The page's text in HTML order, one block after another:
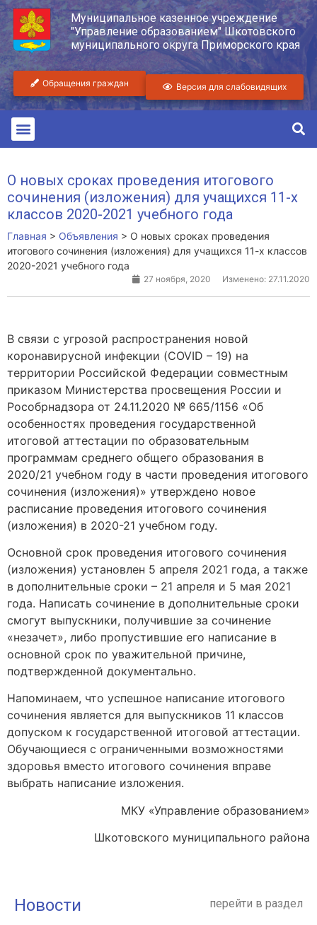
Муниципальное казенное учреждение
"Управление образованием" Шкотовского
муниципального округа Приморского края
Обращения граждан Версия для слабовидящих
О новых сроках проведения итогового
сочинения (изложения) для учащихся 11-х
классов 2020-2021 учебного года
Главная > Объявления > О новых сроках проведения
итогового сочинения (изложения) для учащихся 11-х классов
2020-2021 учебного года
27 ноября, 2020 Изменено: 27.11.2020
В связи с угрозой распространения новой
коронавирусной инфекции (COVID – 19) на
территории Российской Федерации совместным
приказом Министерства просвещения России и
Рособрнадзора от 24.11.2020 № 665/1156 «Об
особенностях проведения государственной
итоговой аттестации по образовательным
программам среднего общего образования в
2020/21 учебном году в части проведения итогового
сочинения (изложения)» утверждено новое
расписание проведения итогового сочинения
(изложения) в 2020-21 учебном году.
Основной срок проведения итогового сочинения
(изложения) установлен 5 апреля 2021 года, а также
в дополнительные сроки – 21 апреля и 5 мая 2021
года. Написать сочинение в дополнительные сроки
смогут выпускники, получившие за сочинение
«незачет», либо пропустившие его написание в
основной срок по уважительной причине,
подтвержденной документально.
Напоминаем, что успешное написание итогового
сочинения является для выпускников 11 классов
допуском к государственной итоговой аттестации.
Обучающиеся с ограниченными возможностями
здоровья вместо итогового сочинения вправе
выбрать написание изложения.
МКУ «Управление образованием»
Шкотовского муниципального района
Новости перейти в раздел